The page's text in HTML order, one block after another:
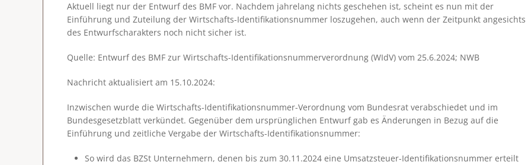
Aktuell liegt nur der Entwurf des BMF vor. Nachdem jahrelang nichts geschehen ist, scheint es nun mit der
Einführung und Zuteilung der Wirtschafts-Identifikationsnummer loszugehen, auch wenn der Zeitpunkt angesichts
des Entwurfscharakters noch nicht sicher ist.
Quelle: Entwurf des BMF zur Wirtschafts-Identifikationsnummerverordnung (WIdV) vom 25.6.2024; NWB
Nachricht aktualisiert am 15.10.2024:
Inzwischen wurde die Wirtschafts-Identifikationsnummer-Verordnung vom Bundesrat verabschiedet und im
Bundesgesetzblatt verkündet. Gegenüber dem ursprünglichen Entwurf gab es Änderungen in Bezug auf die
Einführung und zeitliche Vergabe der Wirtschafts-Identifikationsnummer:
So wird das BZSt Unternehmern, denen bis zum 30.11.2024 eine Umsatzsteuer-Identifikationsnummer erteilt